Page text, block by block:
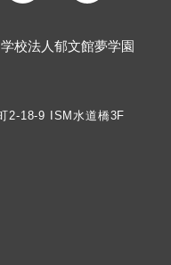
学校法人郁文館夢学園